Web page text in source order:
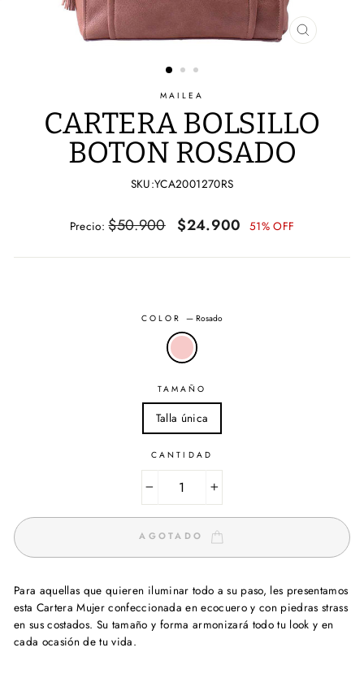
CERRAR
MAILEA
CARTERA BOLSILLO
BOTON ROSADO
SKU:YCA2001270RS
Precio
Precio:$50.900
Precio
oferta
$24.900 51% OFF
COLOR—Rosado
TAMAÑO
Talla única
CANTIDAD
AGOTADO
Para aquellas que quieren iluminar todo a su paso, les presentamos
esta Cartera Mujer confeccionada en ecocuero y con piedras strass
en sus costados. Su tamaño y forma armonizará todo tu look y en
cada ocasión de tu vida.